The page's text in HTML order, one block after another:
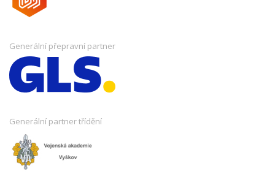
Generální přepravní partner
Generální partner třídění